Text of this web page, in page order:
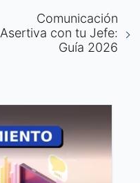
Comunicación
Asertiva con tu Jefe:
Guía 2026